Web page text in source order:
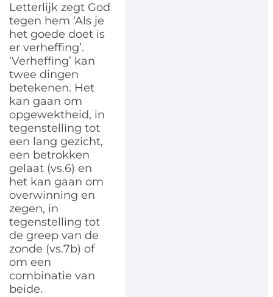
Letterlijk zegt God
tegen hem ‘Als je
het goede doet is
er verheffing’.
‘Verheffing’ kan
twee dingen
betekenen. Het
kan gaan om
opgewektheid, in
tegenstelling tot
een lang gezicht,
een betrokken
gelaat (vs.6) en
het kan gaan om
overwinning en
zegen, in
tegenstelling tot
de greep van de
zonde (vs.7b) of
om een
combinatie van
beide.